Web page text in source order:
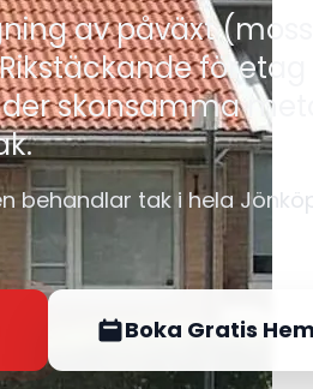
av påväxt
företag
skonsamma
behandlar tak i hela
Boka Gratis